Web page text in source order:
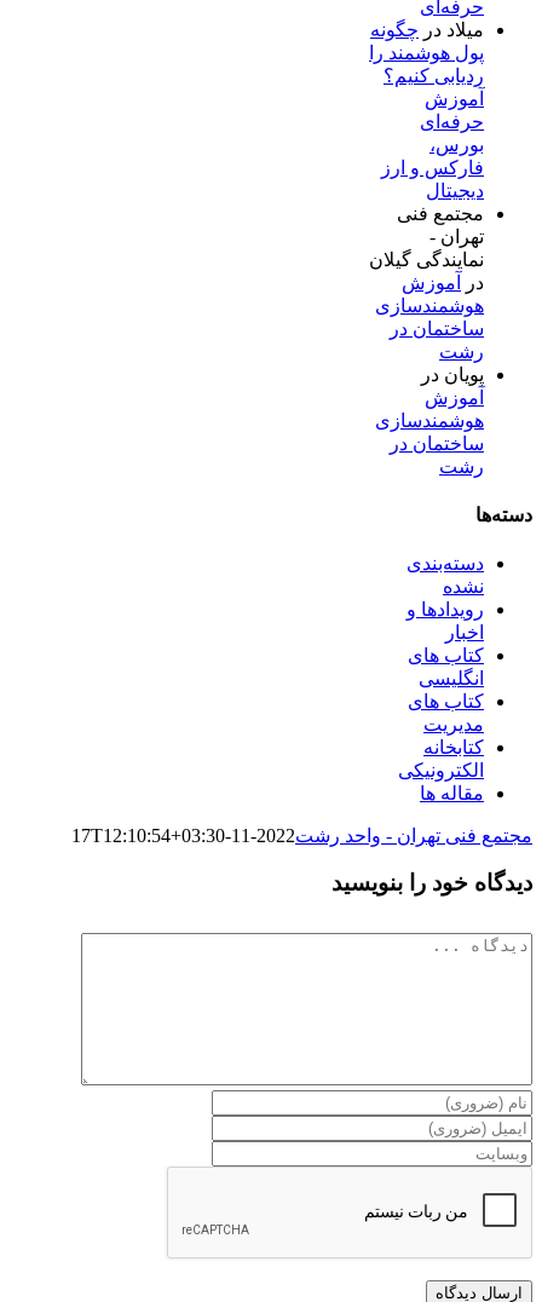
حرفه‌ای
میلاد در چگونه
پول هوشمند را
ردیابی کنیم؟
آموزش
حرفه‌ای
بورس،
فارکس و ارز
دیجیتال
مجتمع فنی
تهران -
نمایندگی گیلان
در
آموزش
هوشمندسازی
ساختمان در
رشت
پویان در
آموزش
هوشمندسازی
ساختمان در
رشت
دسته‌ها
دسته‌بندی
نشده
رویدادها و
اخبار
کتاب های
انگلیسی
کتاب های
مدیریت
کتابخانه
الکترونیکی
مقاله ها
مجتمع فنی تهران - واحد رشت2022-11-17T12:10:54+03:30
دیدگاه خود را بنویسید
دیدگاه